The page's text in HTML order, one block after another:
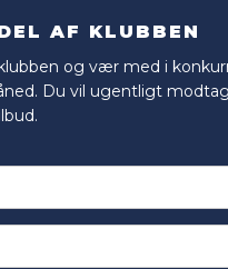
AF KLUBBEN
og vær med i
Du vil ugentligt